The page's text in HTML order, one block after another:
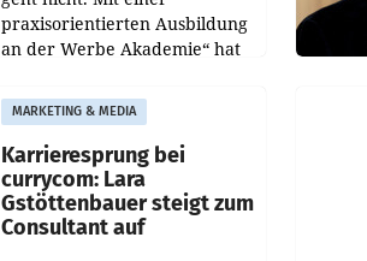
praxisorientierten Ausbildung
an der Werbe Akademie“ hat
WIFI Wien eine neue
Imagekampagne gestartet.
MARKETING & MEDIA
Karrieresprung bei
currycom: Lara
Gstöttenbauer steigt zum
Consultant auf